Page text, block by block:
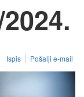
Ispis Pošalji e-mail